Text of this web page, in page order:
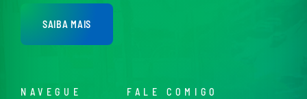
SAIBA MAIS
NAVEGUE
FALE COMIGO